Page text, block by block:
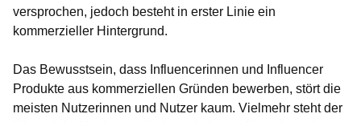
versprochen, jedoch besteht in erster Linie ein
kommerzieller Hintergrund.
Das Bewusstsein, dass Influencerinnen und Influencer
Produkte aus kommerziellen Gründen bewerben, stört die
meisten Nutzerinnen und Nutzer kaum. Vielmehr steht der